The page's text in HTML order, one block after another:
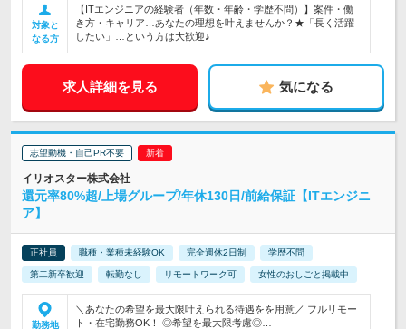
対象と
なる方
【ITエンジニアの経験者（年数・年齢・学歴不問）】案件・働
き方・キャリア…あなたの理想を叶えませんか？★「長く活躍
したい」…という方は大歓迎♪
求人詳細を見る 気になる
志望動機・自己PR不要
イリオスター株式会社
還元率80%超/上場グループ/年休130日/前給保証【ITエンジニ
ア】
正社員 職種・業種未経験OK 完全週休2日制 学歴不問
第二新卒歓迎 転勤なし リモートワーク可 女性のおしごと掲載中
勤務地
＼あなたの希望を最大限叶えられる待遇をを用意／ フルリモー
ト・在宅勤務OK！ ◎希望を最大限考慮◎…